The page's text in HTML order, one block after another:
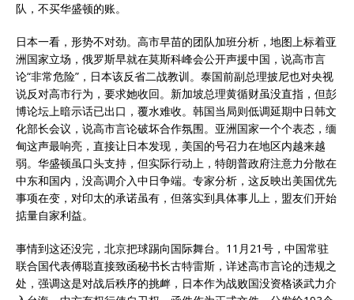
队，不买华盛顿的账。
日本一看，形势不对劲。高市早苗的团队加班分析，地图上标着亚
洲国家立场，俄罗斯早就在莫斯科峰会公开声援中国，说高市言
论“非常危险”，日本该反省二战教训。泰国前副总理披尼也对央视
说反对高市行为，要求她收回。新加坡总理黄循财虽没直指，但彭
博论坛上暗示话已出口，覆水难收。韩国当局则低调延期中日韩文
化部长会议，说高市言论破坏合作氛围。亚洲国家一个个表态，缅
甸这声最响亮，直接让日本发现，美国的号召力在地区内越来越
弱。华盛顿虽口头支持，但实际行动上，特朗普政府注意力分散在
中东和国内，没高调介入中日争端。专家分析，这反映出美国优先
事项在变，对印太的承诺虽有，但落实到具体事儿上，盟友们开始
掂量自家利益。
事情到这还没完，北京把球踢向国际舞台。11月21号，中国常驻
联合国代表傅聪直接致函秘书长古特雷斯，详述高市言论的违规之
处，强调这是对战后秩序的挑衅，日本作为战败国没资格谈武力介